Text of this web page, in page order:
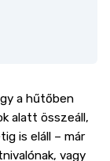
a hűtőben
alatt összeáll,
is eláll – már
vagy